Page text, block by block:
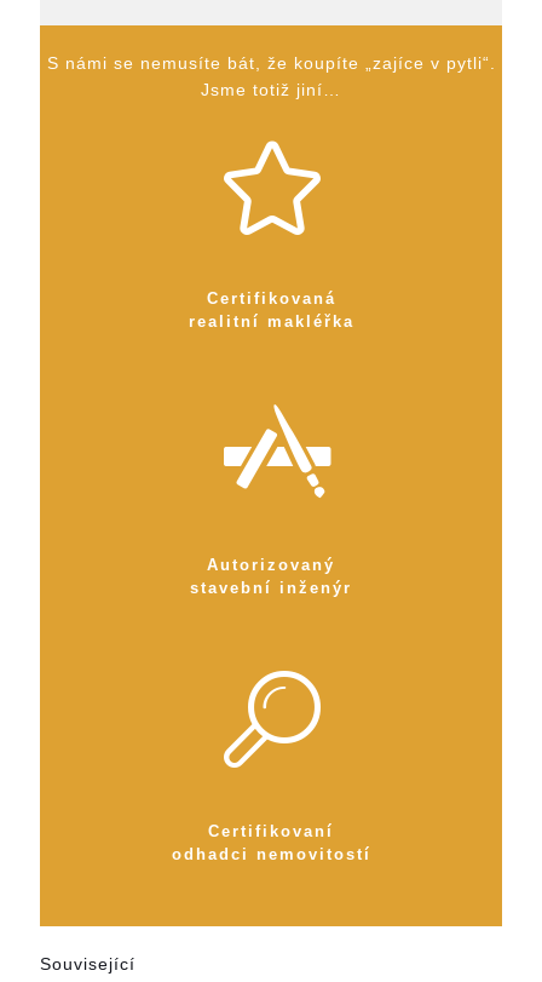
S námi se nemusíte bát, že koupíte „zajíce v pytli“.
Jsme totiž jiní…
Certifikovaná
realitní makléřka
Autorizovaný
stavební inženýr
Certifikovaní
odhadci nemovitostí
Související